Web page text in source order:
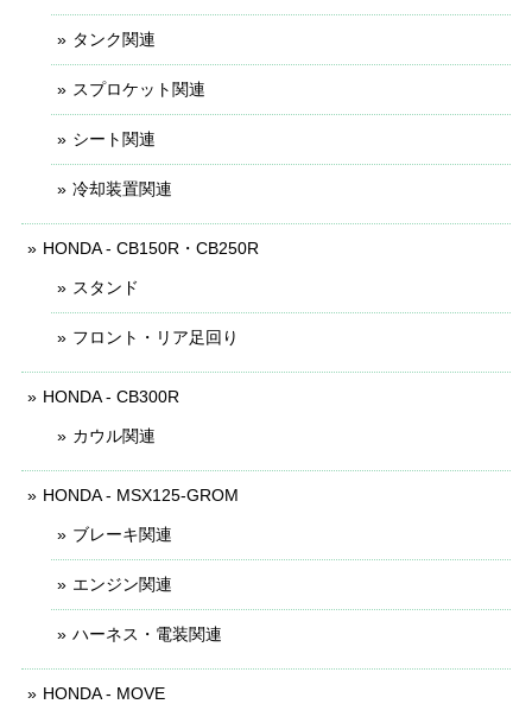
タンク関連
スプロケット関連
シート関連
冷却装置関連
HONDA - CB150R・CB250R
スタンド
フロント・リア足回り
HONDA - CB300R
カウル関連
HONDA - MSX125-GROM
ブレーキ関連
エンジン関連
ハーネス・電装関連
HONDA - MOVE